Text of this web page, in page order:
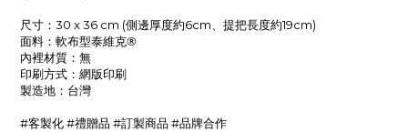
尺寸：30 x 36 cm (側邊厚度約6cm、提把長度約19cm)
面料： 軟布型泰維克®
內裡材質： 無
印刷方式： 網版印刷
製造地 ：台灣
#客製化 #禮贈品 #訂製商品 #品牌合作